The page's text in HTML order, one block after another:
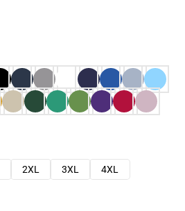
2XL 3XL
4XL